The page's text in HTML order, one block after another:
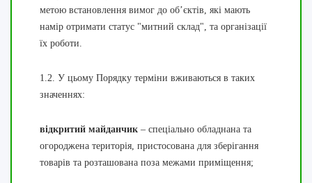
метою встановлення вимог до об’єктів, які мають
намір отримати статус "митний склад", та організації
їх роботи.
1.2. У цьому Порядку терміни вживаються в таких
значеннях:
відкритий майданчик – спеціально обладнана та
огороджена територія, пристосована для зберігання
товарів та розташована поза межами приміщення;